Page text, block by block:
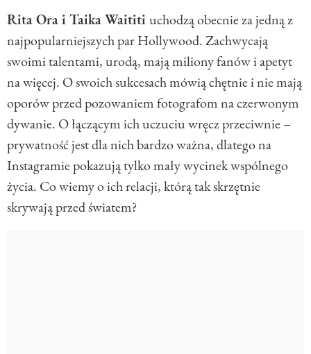
Rita Ora i Taika Waititi uchodzą obecnie za jedną z
najpopularniejszych par Hollywood. Zachwycają
swoimi talentami, urodą, mają miliony fanów i apetyt
na więcej. O swoich sukcesach mówią chętnie i nie mają
oporów przed pozowaniem fotografom na czerwonym
dywanie. O łączącym ich uczuciu wręcz przeciwnie –
prywatność jest dla nich bardzo ważna, dlatego na
Instagramie pokazują tylko mały wycinek wspólnego
życia. Co wiemy o ich relacji, którą tak skrzętnie
skrywają przed światem?